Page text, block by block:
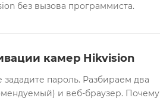
без вызова программиста.
камер Hikvision
пароль. Разбираем два
и веб-браузер. Почему